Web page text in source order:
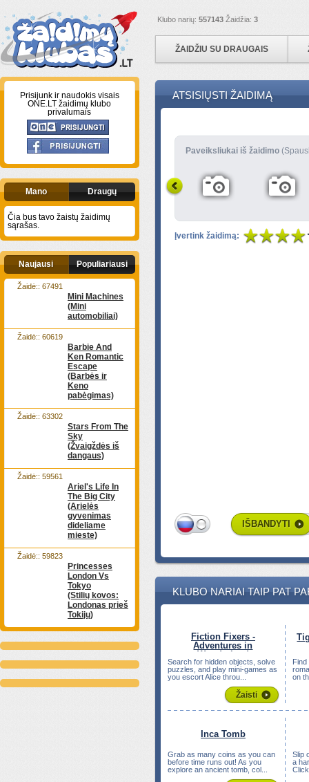
Klubo narių: 557143 Žaidžia: 3
ŽAIDŽIU SU DRAUGAIS
Prisijunk ir naudokis visais
ONE.LT žaidimų klubo
privalumais
Mano Draugų
Čia bus tavo žaistų žaidimų
sąrašas.
Naujausi Populiariausi
Mini Machines
(Mini
automobiliai)
Žaidė:: 67491
Barbie And
Ken Romantic
Escape
(Barbės ir
Keno
pabėgimas)
Žaidė:: 60619
Stars From The
Sky
(Žvaigždės iš
dangaus)
Žaidė:: 63302
Ariel's Life In
The Big City
(Arielės
gyvenimas
dideliame
mieste)
Žaidė:: 59561
Princesses
London Vs
Tokyo
(Stilių kovos:
Londonas prieš
Tokijų)
Žaidė:: 59823
ATSISIŲSTI ŽAIDIMĄ
Paveiksliukai iš žaidimo
Įvertink žaidimą:
IŠBANDYTI
KLUBO NARIAI TAIP PAT
Fiction Fixers -
Adventures in
Wonderland
Search for hidden objects, solve
puzzles, and play mini-games as
you escort Alice throu...
Žaisti
Find
on
Inca Tomb
Grab as many coins as you can
before time runs out! As you
explore an ancient tomb, col...
Slip
a